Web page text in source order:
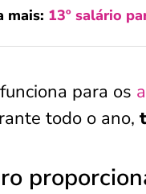
mais: 13º salário
para os
todo o ano,